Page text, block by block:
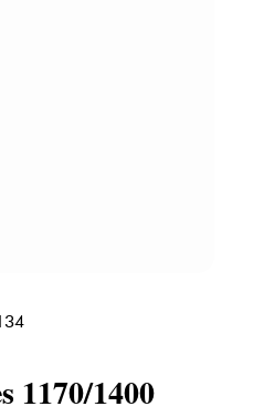
1170/1400